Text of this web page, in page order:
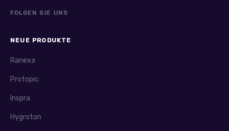
FOLGEN SIE UNS
NEUE PRODUKTE
Ranexa
Protopic
Inspra
Hygroton